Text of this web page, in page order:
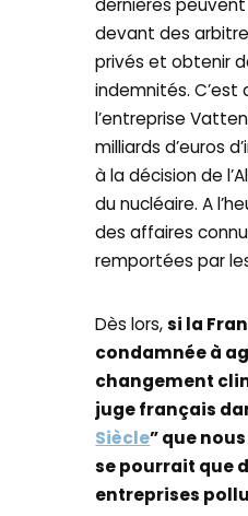
dernières
devant des
privés et obtenir
indemnités. C’est
l’entreprise
milliards d’euros
à la décision de
du nucléaire. A
des affaires
remportées par
Dès lors,si la
condamnée à
changement
juge français
Siècle” que
se pourrait que
entreprises